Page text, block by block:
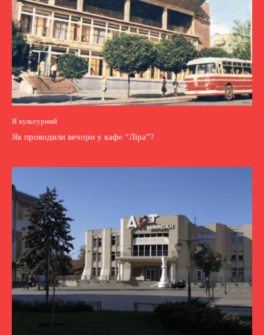
Я культурний
Як проводили вечори у кафе “Ліра”?